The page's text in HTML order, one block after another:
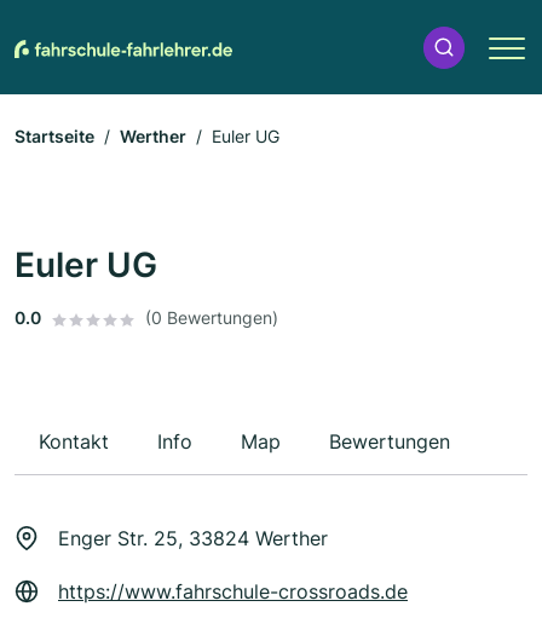
Startseite Werther Euler UG
Euler UG
0.0 (0 Bewertungen)
Kontakt Info Map Bewertungen
Enger Str. 25, 33824 Werther
https://www.fahrschule-crossroads.de